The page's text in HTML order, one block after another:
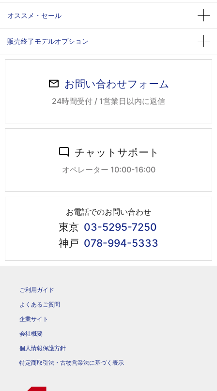
オススメ・セール
販売終了モデルオプション
お問い合わせフォーム
24時間受付 / 1営業日以内に返信
チャットサポート
オペレーター 10:00-16:00
お電話でのお問い合わせ
東京 03-5295-7250
神戸 078-994-5333
ご利用ガイド
よくあるご質問
企業サイト
会社概要
個人情報保護方針
特定商取引法・古物営業法に基づく表示